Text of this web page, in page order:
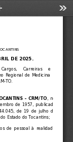
DE 2025.
Carreiras   e
Regional de Medicina
TO.
– CRM/TO
, no
de 1957, publicada
de  19  de  julho  de
Estado do Tocantins;
de  pessoal  à  realidade